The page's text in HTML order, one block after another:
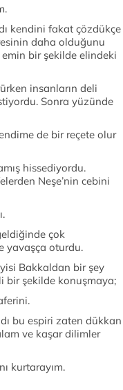
kendini fakat çözdükçe
daha olduğunu
bir şekilde elindeki
insanların deli
Sonra yüzünde
de bir reçete olur
hissediyordu.
Neşe’nin cebini
çok
yavaşça oturdu.
Bakkaldan bir şey
bir şekilde konuşmaya;
bu espiri zaten dükkan
ve kaşar dilimler
kurtarayım.